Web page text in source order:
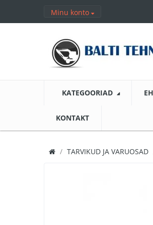
Minu konto
KATEGOORIAD
KONTAKT
TARVIKUD JA VARUOSAD